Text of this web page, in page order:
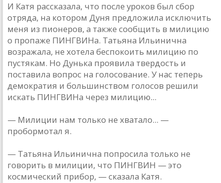
И Катя рассказала, что после уроков был сбор
отряда, на котором Дуня предложила исключить
меня из пионеров, а также сообщить в милицию
о пропаже ПИНГВИНа. Татьяна Ильинична
возражала, не хотела беспокоить милицию по
пустякам. Но Дунька проявила твердость и
поставила вопрос на голосование. У нас теперь
демократия и большинством голосов решили
искать ПИНГВИНа через милицию...
— Милиции нам только не хватало... —
пробормотал я.
— Татьяна Ильинична попросила только не
говорить в милиции, что ПИНГВИН — это
космический прибор, — сказала Катя.